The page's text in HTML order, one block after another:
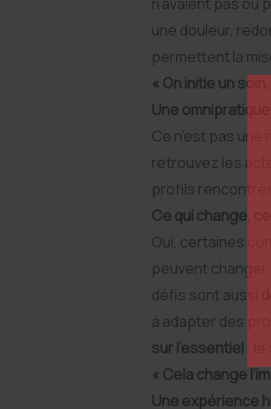
une douleur,
permettent la
« On initie un
Une
Ce n’est pas
retrouvez les
profils
Ce qui change, ce
Oui, certaines
peuvent
défis sont aussi
à adapter des
sur l’essentiel :
« Cela change
Une expérience